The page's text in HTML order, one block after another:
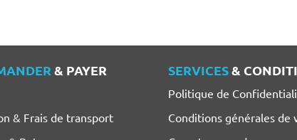
& PAYER
& Frais de transport
SERVICES&
Politique de
Conditions générales de